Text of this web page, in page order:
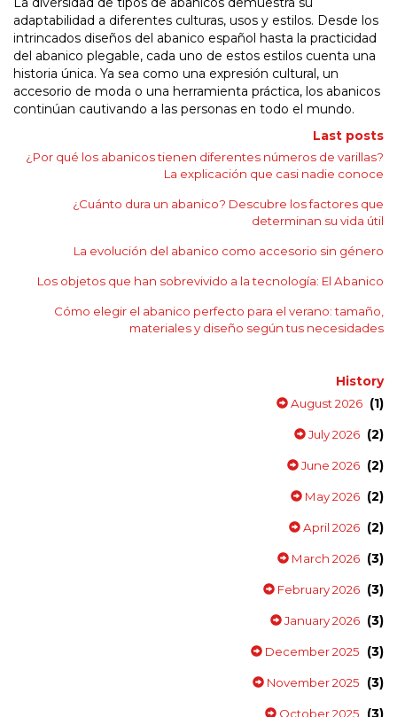
adaptabilidad a diferentes culturas, usos y estilos. Desde los
intrincados diseños del abanico español hasta la practicidad
del abanico plegable, cada uno de estos estilos cuenta una
historia única. Ya sea como una expresión cultural, un
accesorio de moda o una herramienta práctica, los abanicos
continúan cautivando a las personas en todo el mundo.
Last posts
¿Por qué los abanicos tienen diferentes números de varillas?
La explicación que casi nadie conoce
¿Cuánto dura un abanico? Descubre los factores que
determinan su vida útil
La evolución del abanico como accesorio sin género
Los objetos que han sobrevivido a la tecnología: El Abanico
Cómo elegir el abanico perfecto para el verano: tamaño,
materiales y diseño según tus necesidades
History
August 2026 (1)
July 2026 (2)
June 2026 (2)
May 2026 (2)
April 2026 (2)
March 2026 (3)
February 2026 (3)
January 2026 (3)
December 2025 (3)
November 2025 (3)
October 2025 (3)